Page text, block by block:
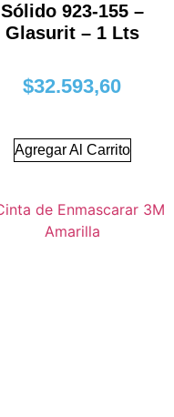
Sólido 923-155 –
Glasurit – 1 Lts
$32.593,60
Agregar Al Carrito